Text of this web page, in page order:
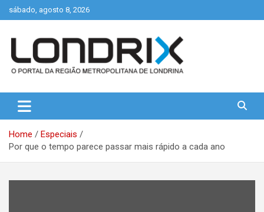
Skip
to
sábado, agosto 8, 2026
Londrix
Home
Especiais
Por que o tempo parece passar mais rápido a cada ano